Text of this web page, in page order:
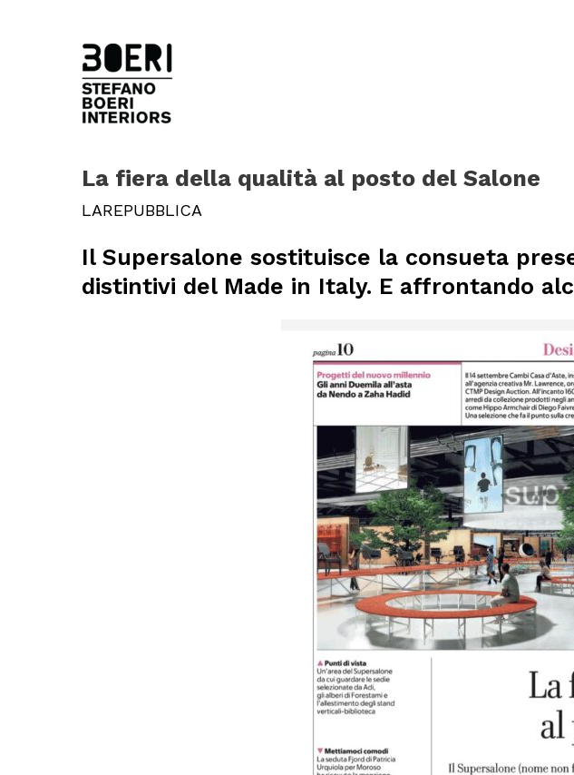
La fiera della qualità al posto del Salone
LAREPUBBLICA
Il Supersalone sostituisce la consueta
distintivi del Made in Italy. E affrontando